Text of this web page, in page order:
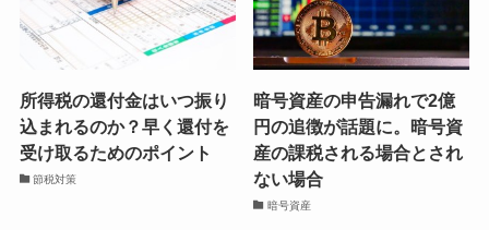
所得税の還付金はいつ振り
込まれるのか？早く還付を
受け取るためのポイント
節税対策
暗号資産の申告漏れで2億
円の追徴が話題に。暗号資
産の課税される場合とされ
ない場合
暗号資産